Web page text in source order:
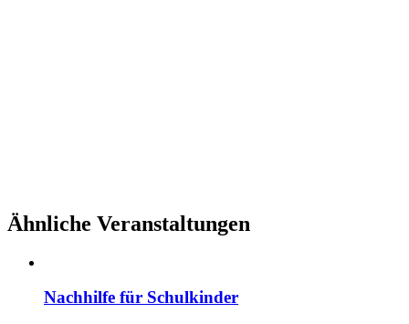
Ähnliche Veranstaltungen
Nachhilfe für Schulkinder